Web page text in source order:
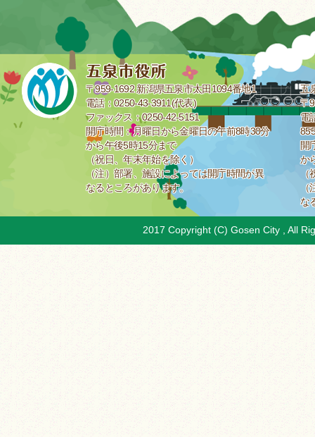
〒959-1692 新潟県五泉市太田1094番地1
電話：0250-43-3911(代表)
ファックス：0250-42-5151
開庁時間：月曜日から金曜日の午前8時30分
から午後5時15分まで
（祝日、年末年始を除く）
（注）部署、施設によっては開庁時間が異
なるところがあります。
五
〒
電
開
か
な
2017 Copyright (C) Gosen City , All